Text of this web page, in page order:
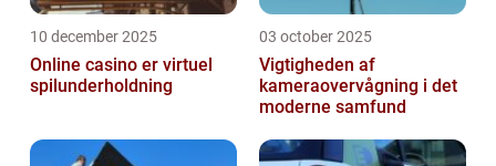
10 december 2025
Online casino er virtuel
spilunderholdning
03 october 2025
Vigtigheden af
kameraovervågning i det
moderne samfund